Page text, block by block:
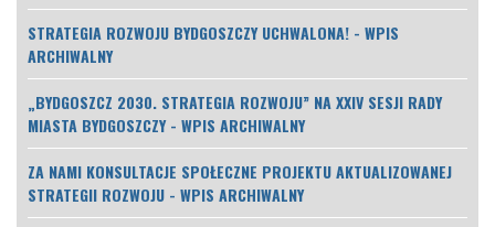
STRATEGIA ROZWOJU BYDGOSZCZY UCHWALONA! - WPIS
ARCHIWALNY
„BYDGOSZCZ 2030. STRATEGIA ROZWOJU” NA XXIV SESJI RADY
MIASTA BYDGOSZCZY - WPIS ARCHIWALNY
ZA NAMI KONSULTACJE SPOŁECZNE PROJEKTU AKTUALIZOWANEJ
STRATEGII ROZWOJU - WPIS ARCHIWALNY